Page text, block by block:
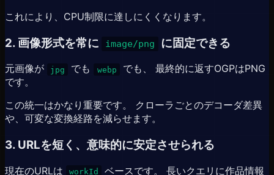
これにより、CPU制限に達しにくくなります。
2. 画像形式を常に image/png に固定できる
元画像が jpg でも webp
でも、 最終的に返すOGPはPNG
です。
この統一はかなり重要です。 クローラごとのデコーダ差異
や、可変な変換経路を減らせます。
3. URLを短く、意味的に安定させられる
現在のURLは workId
ベースです。 長いクエリに作品情報